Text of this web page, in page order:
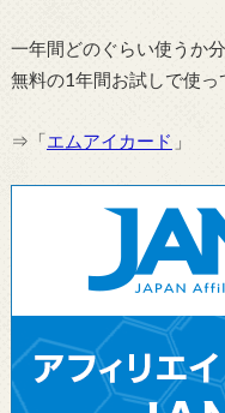
一年間どのぐらい使うか
無料の1年間お試しで使っ
⇒「エムアイカード 」